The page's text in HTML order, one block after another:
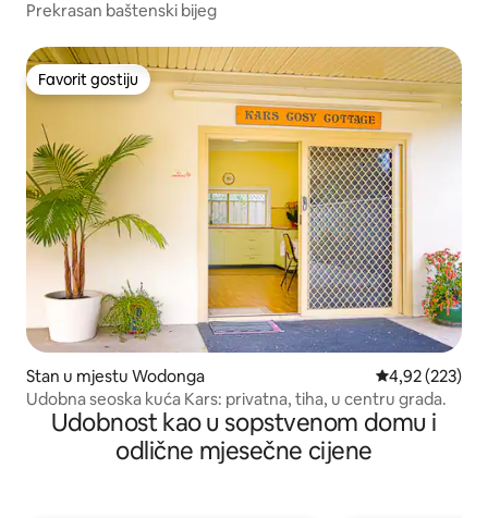
estu Zapadni Wodonga
Prekrasan baštenski bijeg
Favorit gostiju
Favorit gostiju
Stan u mjestu Wodonga prosječna
4,92 (223)
Udobna seoska kuća Kars: privatna, tiha, u centru grada.
Udobnost kao u sopstvenom domu i
odlične mjesečne cijene